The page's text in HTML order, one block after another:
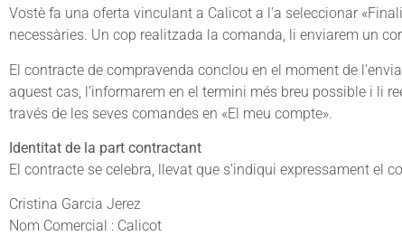
Vostè fa una oferta vinculant a Calicot a l’a seleccionar
necessàries. Un cop realitzada la comanda, li enviarem un
El contracte de compravenda conclou en el moment de
aquest cas, l’informarem en el termini més breu possible i li
través de les seves comandes en «El meu compte».
Identitat de la part contractant
El contracte se celebra, llevat que s’indiqui expressament el
Cristina Garcia Jerez
Nom Comercial : Calicot